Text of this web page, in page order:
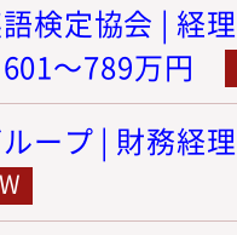
検定協会 | 経
～789万円
ープ | 財務経